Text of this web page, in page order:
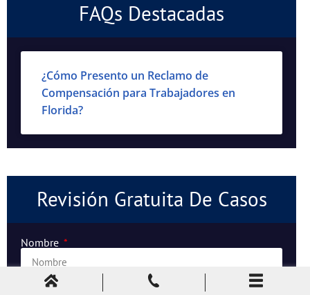
FAQs Destacadas
¿Cómo Presento un Reclamo de
Compensación para Trabajadores en
Florida?
Revisión Gratuita De Casos
Nombre
Apellido